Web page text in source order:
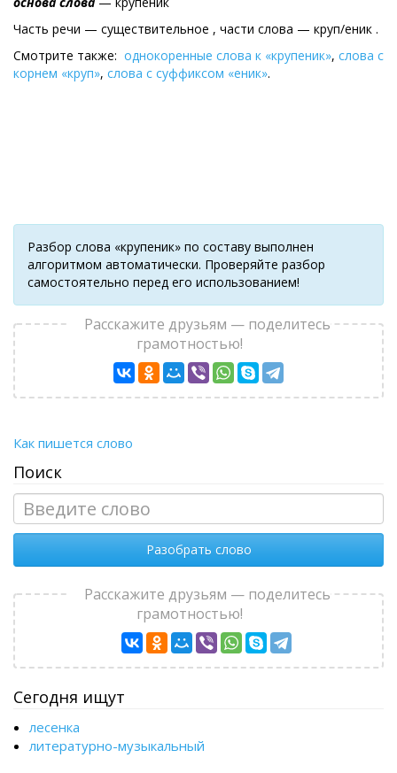
Часть речи — существительное , части слова — круп/еник .
Смотрите также: однокоренные слова к «крупеник», слова с
корнем «круп», слова с суффиксом «еник».
Разбор слова «крупеник» по составу выполнен
алгоритмом автоматически. Проверяйте разбор
самостоятельно перед его использованием!
Расскажите друзьям — поделитесь
грамотностью!
Как пишется слово
Поиск
Разобрать слово
Расскажите друзьям — поделитесь
грамотностью!
Сегодня ищут
лесенка
литературно-музыкальный